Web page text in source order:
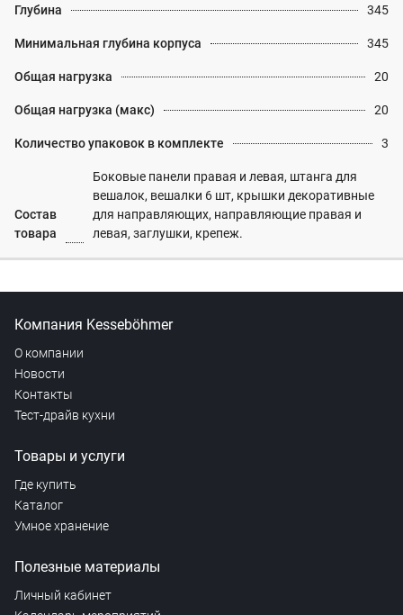
Глубина 345
Минимальная глубина корпуса 345
Общая нагрузка 20
Общая нагрузка (макс) 20
Количество упаковок в комплекте 3
Состав
товара
Боковые панели правая и левая, штанга для
вешалок, вешалки 6 шт, крышки декоративные
для направляющих, направляющие правая и
левая, заглушки, крепеж.
Компания Kesseböhmer
О компании
Новости
Контакты
Тест-драйв кухни
Товары и услуги
Где купить
Каталог
Умное хранение
Полезные материалы
Личный кабинет